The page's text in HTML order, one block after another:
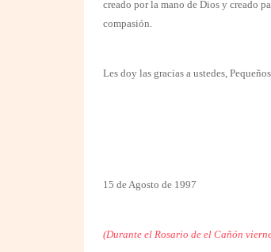
creado por la mano de Dios y creado
compasión.
Les doy las gracias a ustedes,
15 de Agosto de 1997
(Durante el Rosario de el Cañón